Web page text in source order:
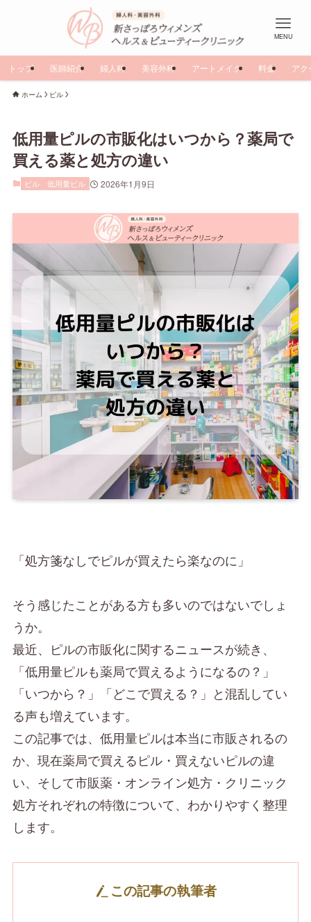
MENU
トップ 医師紹介 婦人科 美容外科 アートメイク 料金 アク
ホーム ピル
低用量ピルの市販化はいつから？薬局で
買える薬と処方の違い
ピル 低用量ピル 2026年1月9日
「処方箋なしでピルが買えたら楽なのに」
そう感じたことがある方も多いのではないでしょ
うか。
最近、ピルの市販化に関するニュースが続き、
「低用量ピルも薬局で買えるようになるの？」
「いつから？」「どこで買える？」と混乱してい
る声も増えています。
この記事では、低用量ピルは本当に市販されるの
か、現在薬局で買えるピル・買えないピルの違
い、そして市販薬・オンライン処方・クリニック
処方それぞれの特徴について、わかりやすく整理
します。
この記事の執筆者